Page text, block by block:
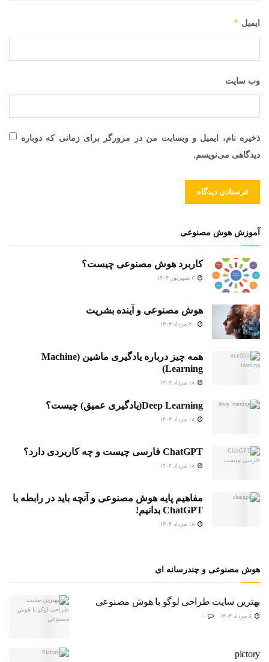
ایمیل *
وب‌ سایت
ذخیره نام، ایمیل و وبسایت من در مرورگر برای زمانی که دوباره
دیدگاهی می‌نویسم.
آموزش هوش مصنوعی
کاربرد هوش مصنوعی چیست؟
هوش مصنوعی و آینده بشریت
همه چیز درباره یادگیری ماشین (Machine
Learning)
Deep Learning(یادگیری عمیق) چیست؟
ChatGPT فارسی چیست و چه کاربردی دارد؟
مفاهیم پایه هوش مصنوعی و آنچه باید در رابطه با
ChatGPT بدانیم!
هوش مصنوعی و چندرسانه ای
بهترین سایت طراحی لوگو با هوش مصنوعی
pictory